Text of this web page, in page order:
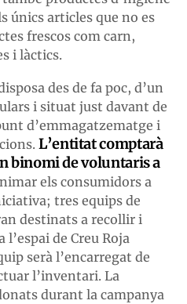
únics articles que no es
frescos com carn,
i làctics.
des de fa poc, d’un
i situat just davant de
d’emmagatzematge i
L’entitat comptarà
binomi de voluntaris a
els consumidors a
tres equips de
destinats a recollir i
de Creu Roja
serà l’encarregat de
l’inventari. La
durant la campanya